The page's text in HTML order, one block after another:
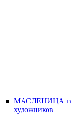
МАСЛЕНИЦА
художников